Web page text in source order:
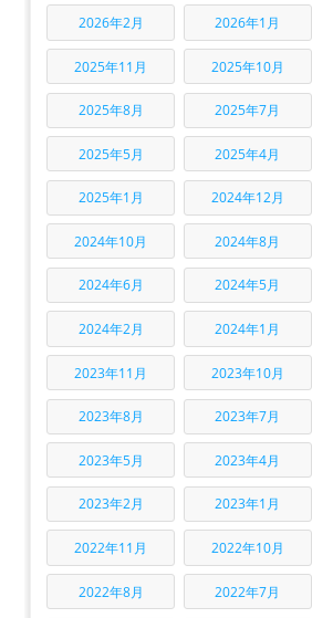
2026年2月 2026年1月
2025年11月 2025年10月
2025年8月 2025年7月
2025年5月 2025年4月
2025年1月 2024年12月
2024年10月 2024年8月
2024年6月 2024年5月
2024年2月 2024年1月
2023年11月 2023年10月
2023年8月 2023年7月
2023年5月 2023年4月
2023年2月 2023年1月
2022年11月 2022年10月
2022年8月 2022年7月